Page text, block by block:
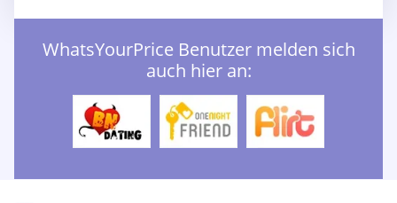
WhatsYourPrice Benutzer melden sich
auch hier an: